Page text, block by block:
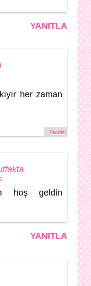
YANITLA
her zaman
Yanıtla
hoş geldin
YANITLA